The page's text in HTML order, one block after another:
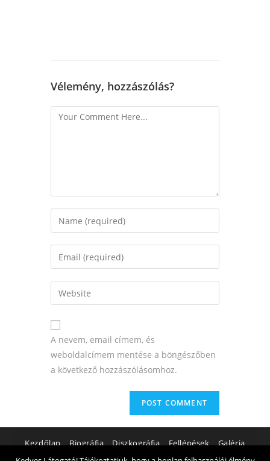
Vélemény, hozzászólás?
A nevem, email címem, és
weboldalcímem mentése a böngészőben
a következő hozzászólásomhoz.
Kezdőlap Biográfia Diszkográfia Fellépések
Galéria